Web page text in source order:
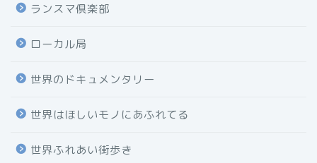
ランスマ倶楽部
ローカル局
世界のドキュメンタリー
世界はほしいモノにあふれてる
世界ふれあい街歩き